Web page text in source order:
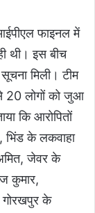
फाइनल में
थी। इस बीच
मिली। टीम
20 लोगों को जुआ
कि आरोपितों
भिंड के लकवाहा
जेवर के
कुमार,
गोरखपुर के